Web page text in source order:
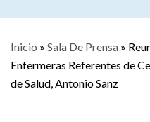
Inicio » Sala De Prensa »
Enfermeras Referentes de
de Salud, Antonio Sanz